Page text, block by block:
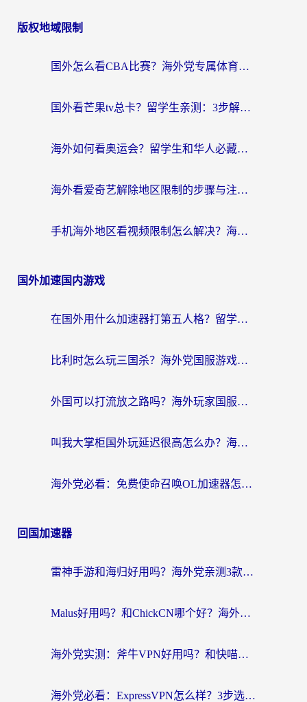
版权地域限制
国外怎么看CBA比赛？海外党专属体育直播指南，告别地区限制看球自由
国外看芒果tv总卡？留学生亲测：3步解决地域限制+流畅追剧攻略
海外如何看奥运会？留学生和华人必藏的体育赛事观看终极指南
海外看爱奇艺解除地区限制的步骤与注意事项详解：留学生必看的无卡顿追剧指南
手机海外地区看视频限制怎么解决？海外党追剧看片的实用指南
国外加速国内游戏
在国外用什么加速器打第五人格？留学生亲测：这6个功能才是关键！
比利时怎么玩三国杀？海外党国服游戏加速器终极指南（附问道CODOL优化方案）
外国可以打流放之路吗？海外玩家国服游戏畅玩终极指南（附实测推荐）
叫我大掌柜国外玩延迟很高怎么办？海外党亲测的国服游戏加速全攻略
海外党必看：免费使命召唤OL加速器怎么选？3个国服游戏加速痛点一次性解决
回国加速器
雷神手游和海归好用吗？海外党亲测3款热门回国加速器+番茄加速器深度体验
Malus好用吗？和ChickCN哪个好？海外党亲测：选对回国加速器，追剧游戏不卡顿
海外党实测：斧牛VPN好用吗？和快喵VPN对比哪个回国效果更好？附3款热门加速器深度分析
海外党必看：ExpressVPN怎么样？3步选对回国加速器，无缝刷国内剧玩手游